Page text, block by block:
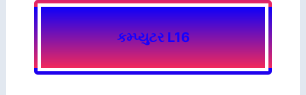
કમ્પ્યુટર L16